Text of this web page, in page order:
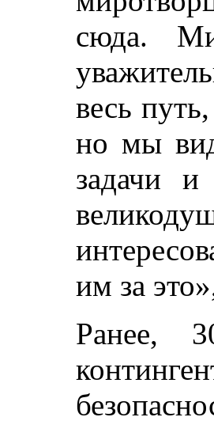
сюда.
весь
но мы
задачи
им за
Ранее,